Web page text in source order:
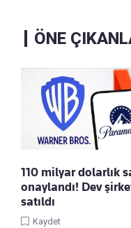
ÖNE
110 milyar dolarlık
onaylandı! Dev
satıldı
Kaydet